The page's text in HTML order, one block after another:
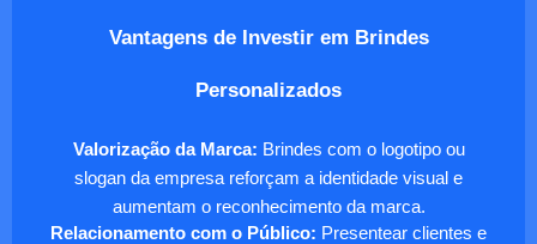
Vantagens de Investir em Brindes
Personalizados
Valorização da Marca: Brindes com o logotipo ou
slogan da empresa reforçam a identidade visual e
aumentam o reconhecimento da marca.
Relacionamento com o Público: Presentear clientes e